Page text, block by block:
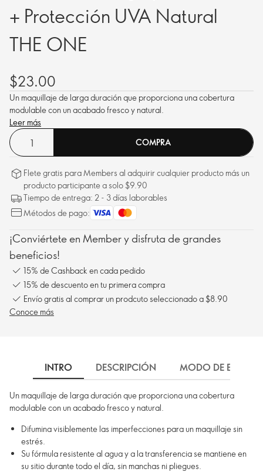
+ Protección UVA Natural
THE ONE
$23.00
Un maquillaje de larga duración que proporciona una cobertura
modulable con un acabado fresco y natural.
Leer más
COMPRA
Flete gratis para Members al adquirir cualquier producto más un
producto participante a solo $9.90
Tiempo de entrega: 2 - 3 días laborables
Métodos de pago:
¡Conviértete en Member y disfruta de grandes
beneficios!
15% de Cashback en cada pedido
15% de descuento en tu primera compra
Envío gratis al comprar un prodcuto seleccionado a $8.90
Conoce más
INTRO DESCRIPCIÓN MODO DE EMPLEO
Un maquillaje de larga duración que proporciona una cobertura
modulable con un acabado fresco y natural.
Difumina visiblemente las imperfecciones para un maquillaje sin
estrés.
Su fórmula resistente al agua y a la transferencia se mantiene en
su sitio durante todo el día, sin manchas ni pliegues.